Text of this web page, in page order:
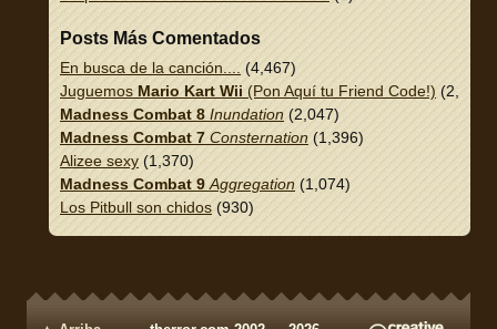
Posts Más Comentados
En busca de la canción....
(4,467)
Juguemos Mario Kart Wii (Pon Aquí tu Friend Code!) (2,337)
Madness Combat 8 Inundation (2,047)
Madness Combat 7 Consternation (1,396)
Alizee sexy (1,370)
Madness Combat 9 Aggregation (1,074)
Los Pitbull son chidos (930)